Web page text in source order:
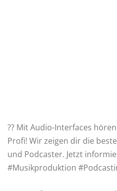
?? Mit Audio-Interfaces
Profi! Wir zeigen dir die
und Podcaster. Jetzt
#Musikproduktion